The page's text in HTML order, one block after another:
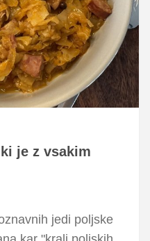
je z vsakim
jedi poljske